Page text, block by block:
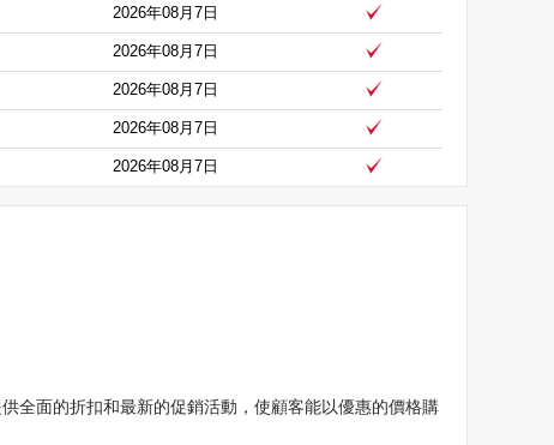
2026年08月7日
2026年08月7日
2026年08月7日
2026年08月7日
2026年08月7日
全面的折扣和最新的促銷活動，使顧客能以優惠的價格購